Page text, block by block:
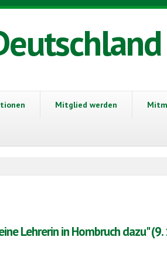
Mitglied werden
Lehrerin in Hombruch dazu" (9.